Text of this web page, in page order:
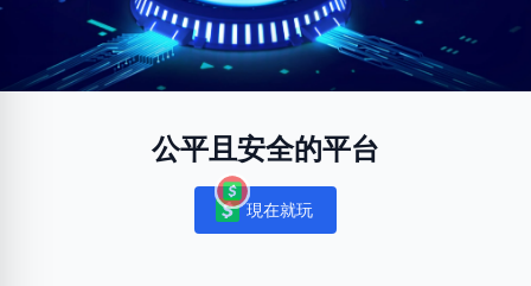
公平且安全的平台
Notifications
現在就玩